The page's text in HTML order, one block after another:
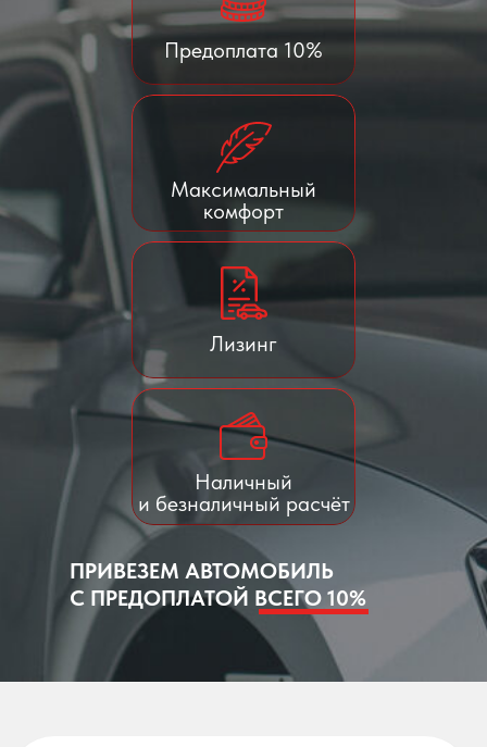
Максимальный
комфорт
Предоплата 10%
Лизинг
Наличный
и безналичный расчёт
ПРИВЕЗЕМ АВТОМОБИЛЬ
С ПРЕДОПЛАТОЙ ВСЕГО 10%